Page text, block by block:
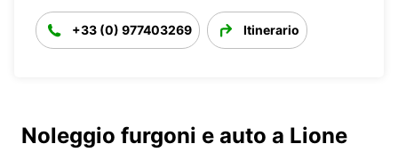
+33 (0) 977403269 Itinerario
Noleggio furgoni e auto a Lione